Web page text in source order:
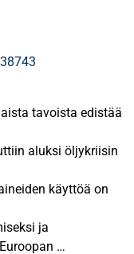
tavoista edistää
aluksi öljykriisin
käyttöä on
ja